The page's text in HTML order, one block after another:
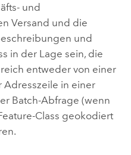
und
Versand und die
und
in der Lage sein, die
entweder von einer
in einer
Batch-Abfrage (wenn
Class geokodiert